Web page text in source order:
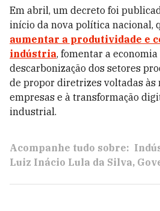
Em abril, um decreto foi
início da nova política nacional,
aumentar a produtividade e
indústria, fomentar a
descarbonização dos setores
de propor diretrizes voltadas às
empresas e à transformação
industrial.
Acompanhe tudo sobre:
Luiz Inácio Lula da Silva